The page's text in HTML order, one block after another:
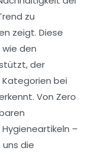
zu
zeigt. Diese
den
der
bei
Von Zero
–
die